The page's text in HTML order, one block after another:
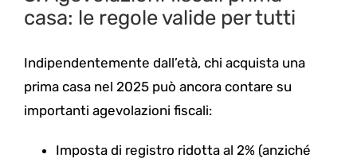
casa: le regole valide per tutti
Indipendentemente dall’età, chi acquista una
prima casa nel 2025 può ancora contare su
importanti agevolazioni fiscali:
Imposta di registro ridotta al 2% (anziché